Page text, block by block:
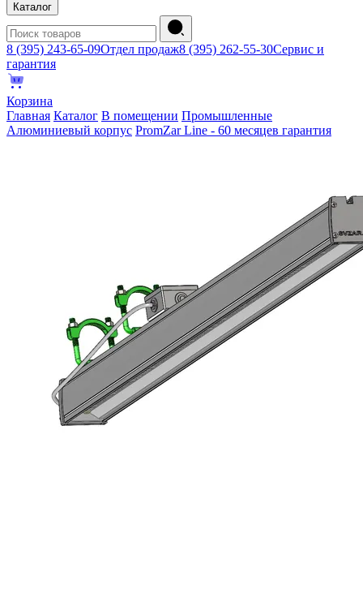
Каталог
8 (395) 243-65-09Отдел продаж8 (395) 262-55-30Сервис и
гарантия
Корзина
Главная Каталог В помещении Промышленные
Алюминиевый корпус PromZar Line - 60 месяцев гарантия